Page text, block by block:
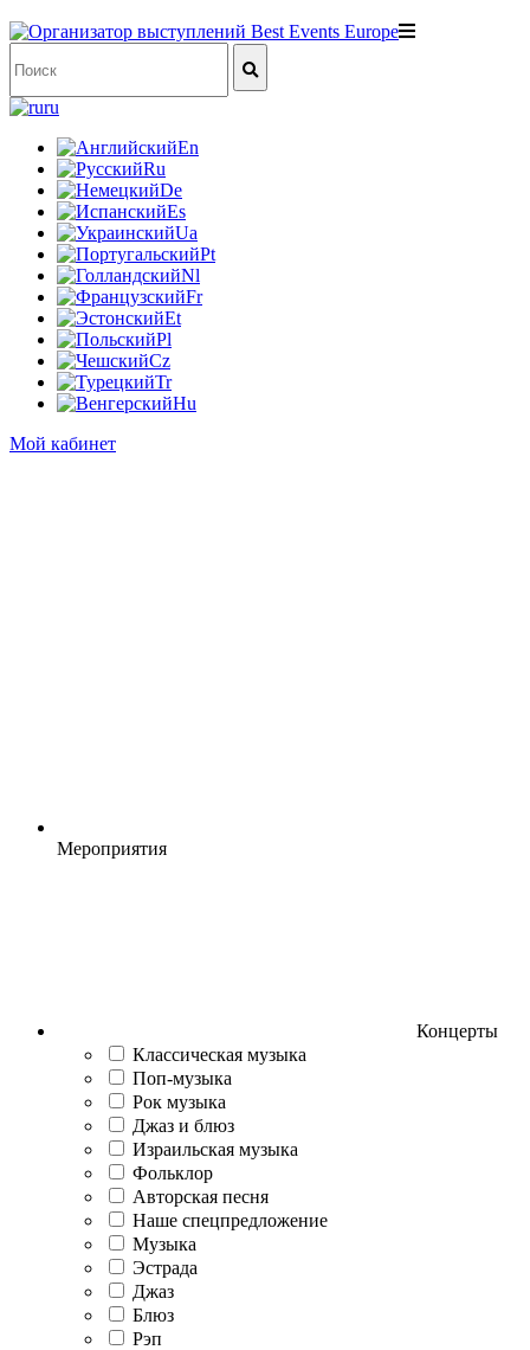
ru
En
Ru
De
Es
Ua
Pt
Nl
Fr
Et
Pl
Cz
Tr
Hu
Мой кабинет
Мероприятия
Концерты
Классическая музыка
Поп-музыка
Рок музыка
Джаз и блюз
Израильская музыка
Фольклор
Авторская песня
Наше спецпредложение
Музыка
Эстрада
Джаз
Блюз
Рэп